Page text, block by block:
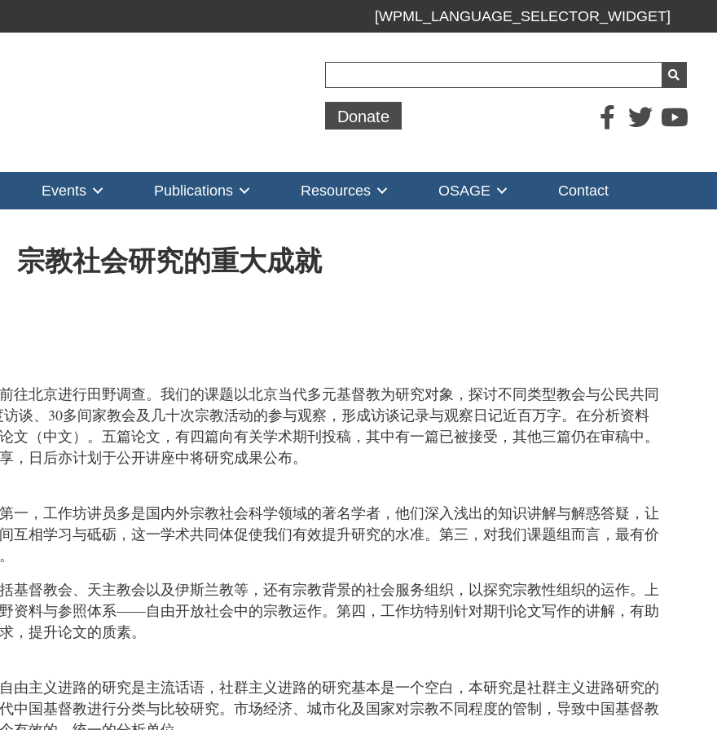
[WPML_LANGUAGE_SELECTOR_WIDGET]
Donate
Events Publications Resources OSAGE Contact
宗教社会研究的重大成就
往北京进行田野调查。我们的课题以北京当代多元基督教为研究对象，探讨不同类型教会与公民共同
谈、30多间家教会及几十次宗教活动的参与观察，形成访谈记录与观察日记近百万字。在分析资料
（中文）。五篇论文，有四篇向有关学术期刊投稿，其中有一篇已被接受，其他三篇仍在审稿中。
日后亦计划于公开讲座中将研究成果公布。
一，工作坊讲员多是国内外宗教社会科学领域的著名学者，他们深入浅出的知识讲解与解惑答疑，让
互相学习与砥砺，这一学术共同体促使我们有效提升研究的水准。第三，对我们课题组而言，最有价
基督教会、天主教会以及伊斯兰教等，还有宗教背景的社会服务组织，以探究宗教性组织的运作。上
资料与参照体系——自由开放社会中的宗教运作。第四，工作坊特别针对期刊论文写作的讲解，有助
，提升论文的质素。
由主义进路的研究是主流话语，社群主义进路的研究基本是一个空白，本研究是社群主义进路研究的
中国基督教进行分类与比较研究。市场经济、城市化及国家对宗教不同程度的管制，导致中国基督教